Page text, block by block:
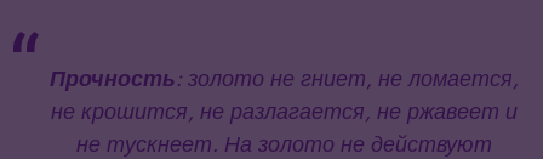
Прочность: золото не гниет, не ломается,
не крошится, не разлагается, не ржавеет и
не тускнеет. На золото не действуют